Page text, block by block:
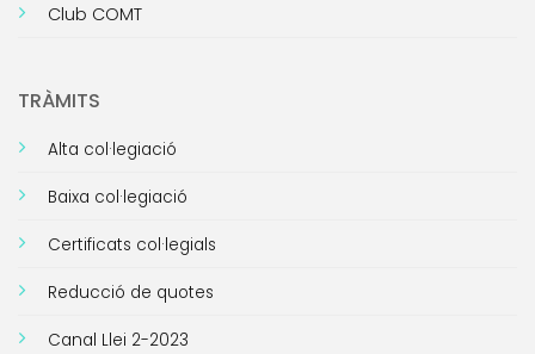
Club COMT
TRÀMITS
Alta col·legiació
Baixa col·legiació
Certificats col·legials
Reducció de quotes
Canal Llei 2-2023